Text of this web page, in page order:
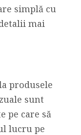
simplă cu
mai
produsele
sunt
pe care să
lucru pe